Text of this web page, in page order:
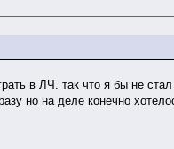
в ЛЧ. так что я бы не
но на деле конечно